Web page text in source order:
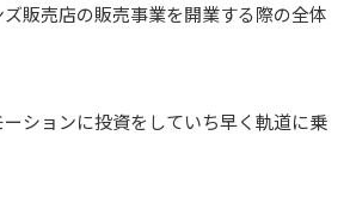
販売店の販売事業を開業する際の全体
ションに投資をしていち早く軌道に乗